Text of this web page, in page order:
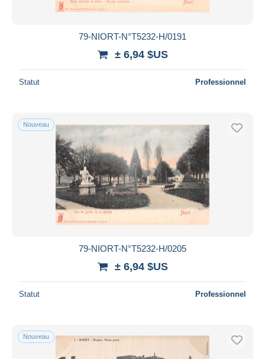
79-NIORT-N°T5232-H/0191
± 6,94 $US
Statut Professionnel
Nouveau
79-NIORT-N°T5232-H/0205
± 6,94 $US
Statut Professionnel
Nouveau